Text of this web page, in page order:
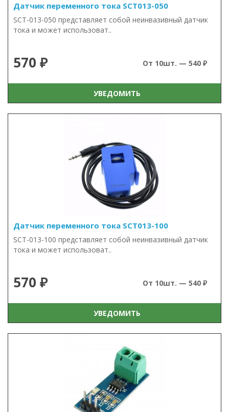
Датчик переменного тока SCT013-050
SCT-013-050 представляет собой неинвазивный датчик
тока и может использоват..
570 ₽ От 10шт. — 540 ₽
УВЕДОМИТЬ
Датчик переменного тока SCT013-100
SCT-013-100 представляет собой неинвазивный датчик
тока и может использоват..
570 ₽ От 10шт. — 540 ₽
УВЕДОМИТЬ